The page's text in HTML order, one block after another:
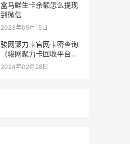
盒马鲜生卡余额怎么提现
到微信
2023年05月15日
骏网聚力卡官网卡密查询
（骏网聚力卡回收平台）
骏网聚力卡官网卡密查询
2024年02月28日